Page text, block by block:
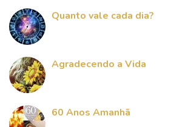
Quanto vale cada dia?
Agradecendo a Vida
60 Anos Amanhã